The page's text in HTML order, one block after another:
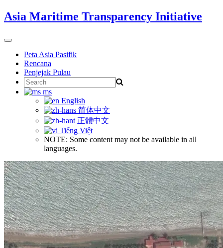
Skip
to
Asia Maritime Transparency Initiative
Toggle
navigationPeta Asia Pasifik
Rencana
Penjejak Pulau
Search
for:
ms
English
简体中文
正體中文
Tiếng Việt
NOTE: Some content may not be available in all
languages.